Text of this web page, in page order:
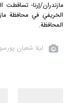
مازندران/إرنا- تساقطت
الخريفي في محافظة
المحافظة.
لیلا شعبان